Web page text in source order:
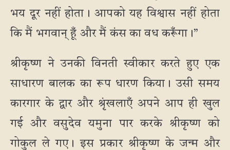
भय दूर नहीं होता। आपको यह विश्वास नहीं होता
कि मैं भगवान् हूँ और मैं कंस का वध करूँगा।”
श्रीकृष्ण ने उनकी विनती स्वीकार करते हुए एक
साधारण बालक का रूप धारण किया। उसी समय
कारगार के द्वार और श्रृंखलाएँ अपने आप ही खुल
गई और वसुदेव यमुना पार करके श्रीकृष्ण को
गोकुल ले गए। इस प्रकार श्रीकृष्ण के जन्म और